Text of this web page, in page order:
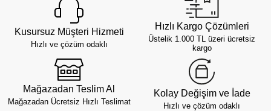
Kusursuz Müşteri Hizmeti
Hızlı ve çözüm odaklı
Hızlı Kargo Çözümleri
Üstelik 1.000 TL üzeri ücretsiz
kargo
Mağazadan Teslim Al
Mağazadan Ücretsiz Hızlı Teslimat
Kolay Değişim ve İade
Hızlı ve çözüm odaklı